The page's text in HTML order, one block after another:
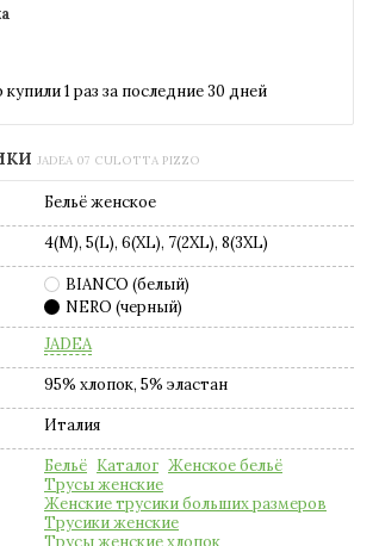
1 раз за последние 30 дней
JADEA 07 CULOTTA PIZZO
Бельё женское
4(M), 5(L), 6(XL), 7(2XL), 8(3XL)
BIANCO (белый)
NERO (черный)
JADEA
95% хлопок, 5% эластан
Италия
Бельё Каталог Женское бельё
Трусы женские
Женские трусики больших размеров
Трусики женские
Трусы женские хлопок